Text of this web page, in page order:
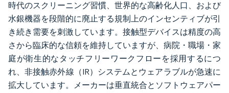
時代のスクリーニング習慣、世界的な高齢化人口、および
水銀機器を段階的に廃止する規制上のインセンティブが引
き続き需要を刺激しています。接触型デバイスは精度の高
さから臨床的な信頼を維持していますが、病院・職場・家
庭が衛生的なタッチフリーワークフローを採用するにつ
れ、非接触赤外線（IR）システムとウェアラブルが急速に
拡大しています。メーカーは垂直統合とソフトウェアパー